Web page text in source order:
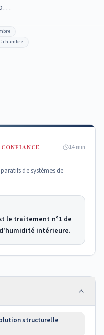
chambre
14 min
de systèmes de
le traitement n°1 de
intérieure.
structurelle